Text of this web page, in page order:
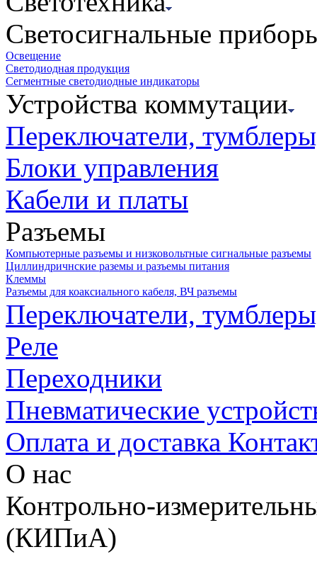
Светосигнальные
Освещение
Светодиодная продукция
Сегментные светодиодные индикаторы
Устройства коммутации
Переключатели,
Блоки управления
Кабели и платы
Разъемы
Компьютерные разъемы и низковольтные сигнальные разъемы
Циллиндричнские раземы и разъемы питания
Клеммы
Разъемы для коаксиального кабеля, ВЧ разъемы
Переключатели,
Реле
Переходники
Пневматические
Оплата и доставка
О нас
Контрольно-
(КИПиА)